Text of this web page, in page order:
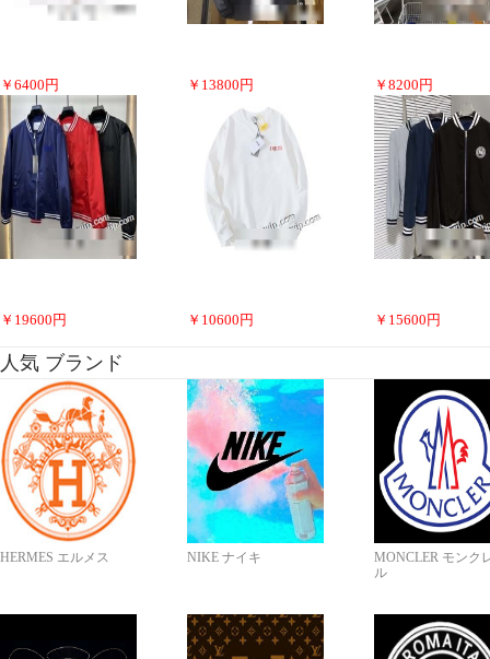
￥ 6400 円 ￥ 13800 円 ￥ 8200 円
￥ 19600 円 ￥ 10600 円 ￥ 15600 円
人気 ブランド
HERMES エルメス NIKE ナイキ
MONCLER モンク
ル